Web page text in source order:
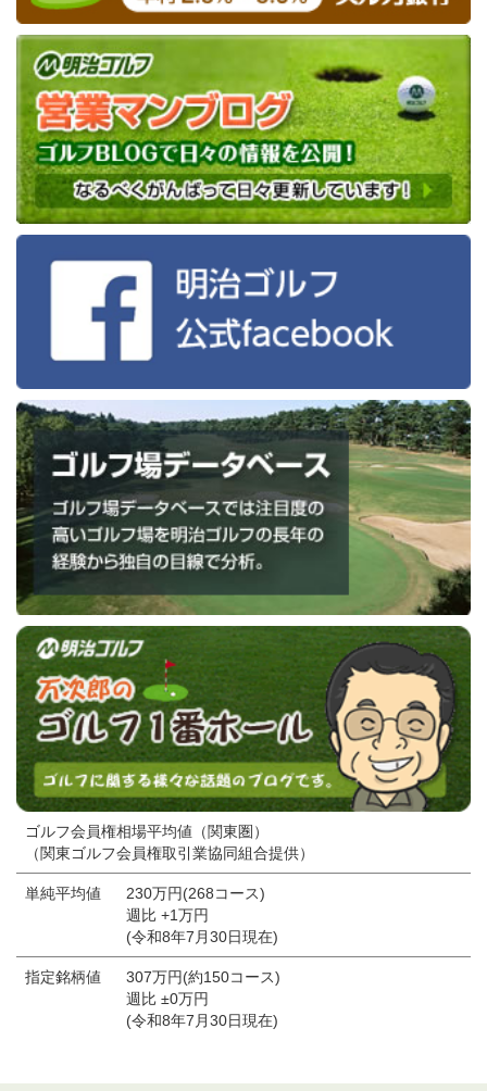
ゴルフ会員権相場平均値（関東圏）
（関東ゴルフ会員権取引業協同組合提供）
単純平均値
230万円(268コース)
週比 +1万円
(令和8年7月30日現在)
指定銘柄値
307万円(約150コース)
週比 ±0万円
(令和8年7月30日現在)